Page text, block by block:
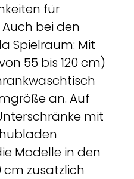
für
bei den
Spielraum: Mit
55 bis 120 cm)
an. Auf
mit
Modelle in den
cm zusätzlich